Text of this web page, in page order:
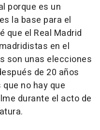
porque es un
la base para el
que el Real Madrid
en el
son unas elecciones
de 20 años
no hay que
durante el acto de